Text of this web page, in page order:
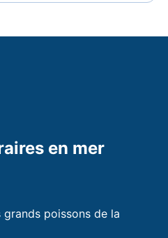
en mer
poissons de la